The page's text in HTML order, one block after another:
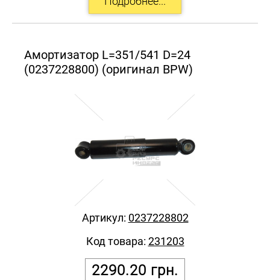
Амортизатор L=351/541 D=24
(0237228800) (оригинал BPW)
2290.20 грн.
Артикул: 0237228802
Код товара: 231203